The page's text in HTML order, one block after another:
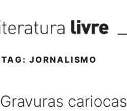
TAG: JORNALISMO
Gravuras cariocas